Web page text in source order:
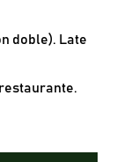
doble). Late